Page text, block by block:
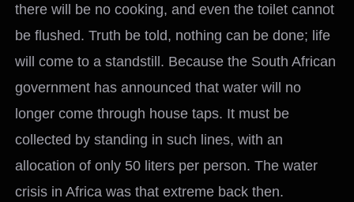
there will be no cooking, and even the toilet cannot
be flushed. Truth be told, nothing can be done; life
will come to a standstill. Because the South African
government has announced that water will no
longer come through house taps. It must be
collected by standing in such lines, with an
allocation of only 50 liters per person. The water
crisis in Africa was that extreme back then.